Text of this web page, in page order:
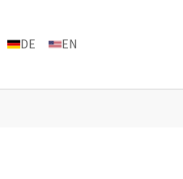
DE EN